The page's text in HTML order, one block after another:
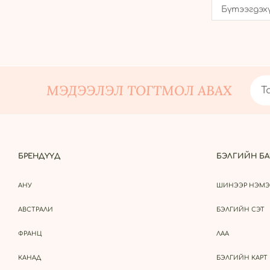
МЭДЭЭЛЭЛ ТОГТМОЛ АВАХ
БРЕНДҮҮД
АНУ
АВСТРАЛИ
ФРАНЦ
КАНАД
БЭЛГИЙН
ШИНЭЭР
БЭЛГИЙН СЭТ
ЛАА
БЭЛГИЙН КАРТ